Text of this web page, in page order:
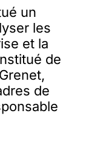
un
les
et la
de
de